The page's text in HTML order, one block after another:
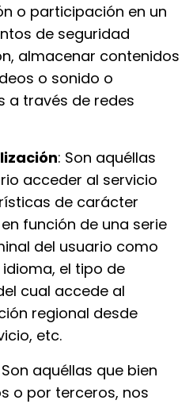
o participación en un
de seguridad
almacenar contenidos
o sonido o
a través de redes
: Son aquéllas
acceder al servicio
de carácter
función de una serie
del usuario como
el tipo de
cual accede al
regional desde
etc.
Son aquéllas que bien
o por terceros, nos